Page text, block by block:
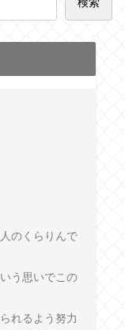
のくらりんで
う思いでこの
れるよう努力